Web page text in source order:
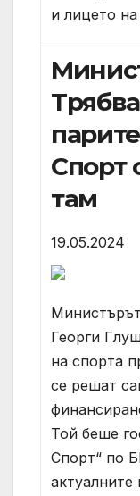
и лицето
Спорт
там
19.05.2024
Георги
на спорта
се решат
Той беше
Спорт“ по